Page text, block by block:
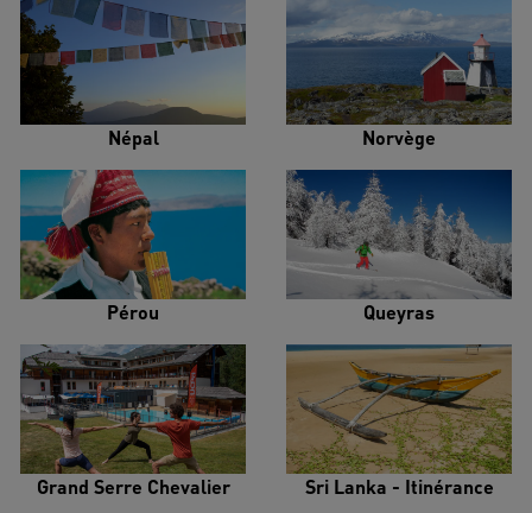
Népal Norvège
Pérou Queyras
Grand Serre Chevalier Sri Lanka - Itinérance